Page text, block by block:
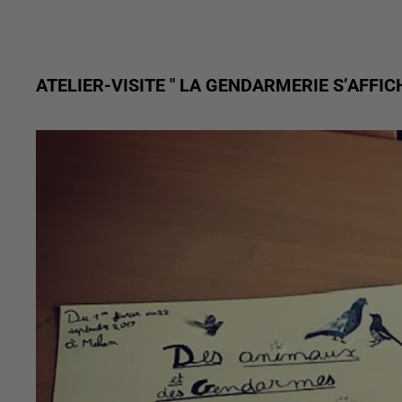
ATELIER-VISITE " LA GENDARMERIE